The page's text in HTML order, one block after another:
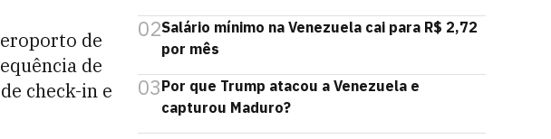
de
de
de check-in e
02Salário mínimo na Venezuela cai para R$ 2,72
por mês
03Por que Trump atacou a Venezuela e
capturou Maduro?